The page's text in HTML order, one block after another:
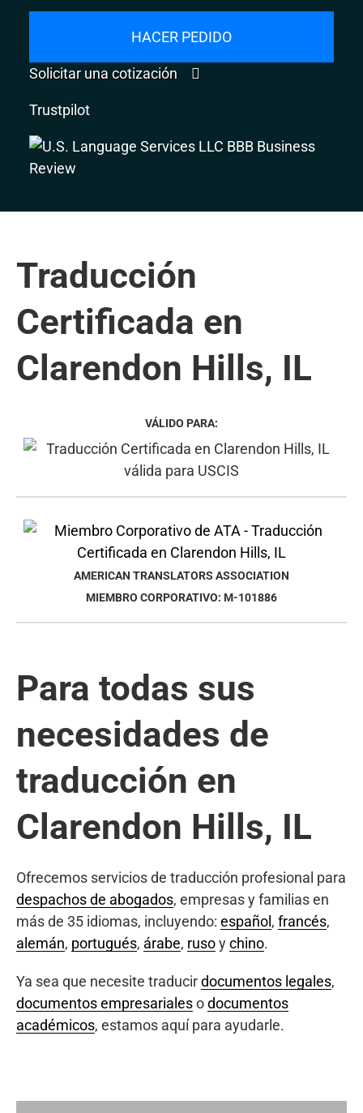
HACER PEDIDO
Solicitar una cotización
Trustpilot
Traducción
Certificada en
Clarendon Hills, IL
VÁLIDO PARA:
AMERICAN TRANSLATORS ASSOCIATION
MIEMBRO CORPORATIVO: M-101886
Para todas sus
necesidades de
traducción en
Clarendon Hills, IL
Ofrecemos servicios de traducción profesional para
despachos de abogados, empresas y familias en
más de 35 idiomas, incluyendo: español , francés,
alemán, portugués, árabe, rusoychino.
Ya sea que necesite traducirdocumentos legales,
documentos empresarialesodocumentos
académicos, estamos aquí para ayudarle.